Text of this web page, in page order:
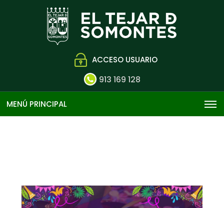
ACCESO USUARIO
913 169 128
MENÚ PRINCIPAL